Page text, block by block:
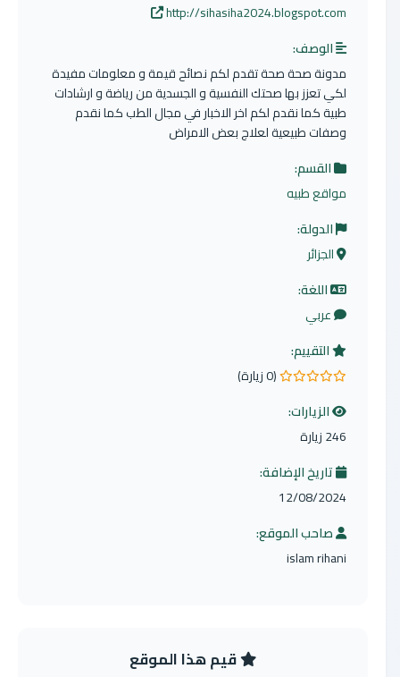
http://sihasiha2024.blogspot.com
الوصف:
مدونة صحة صحة تقدم لكم نصائح قيمة و معلومات مفيدة
لكي تعزز بها صحتك النفسية و الجسدية من رياضة و ارشادات
طبية كما نقدم لكم اخر الاخبار في مجال الطب كما نقدم
وصفات طبيعية لعلاج بعض الامراض
القسم:
مواقع طبيه
الدولة:
الجزائر
اللغة:
عربي
التقييم:
0.0 من 5 نجوم
(0 زيارة)
الزيارات:
246 زيارة
تاريخ الإضافة:
12/08/2024
صاحب الموقع:
islam rihani
قيم هذا الموقع